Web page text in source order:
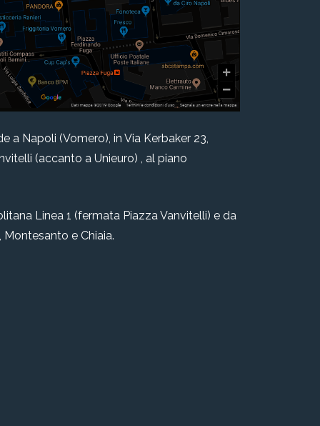
a Napoli (Vomero), in Via Kerbaker 23,
(accanto a Unieuro) , al piano
Linea 1 (fermata Piazza Vanvitelli) e da
e Chiaia.